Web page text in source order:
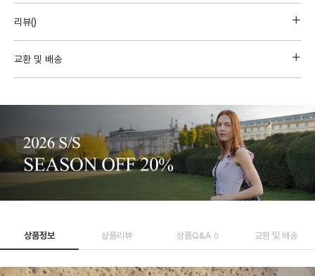
리뷰()
교환 및 배송
상품정보 상품리뷰 상품Q&A 0 교환 및 배송